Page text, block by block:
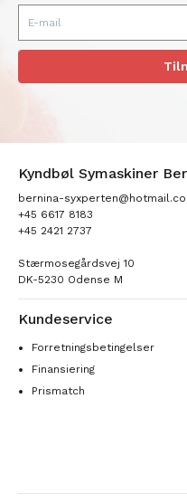
Kyndbøl Symaskiner
bernina-
+45 6617 8183
+45 2421 2737
Stærmosegårdsvej 10
DK-5230 Odense M
Kundeservice
Forretningsbetingelser
Finansiering
Prismatch